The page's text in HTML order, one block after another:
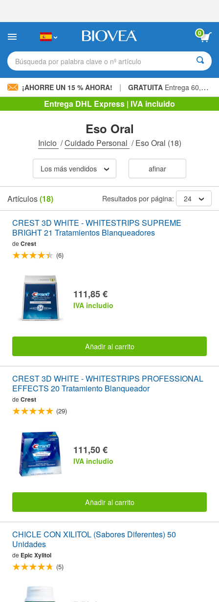
sitio
incluye
sistema
de
0
Búsqueda por palabra clave o nº artículo
¡AHORRE UN 15 % AHORA! | GRATUITA Entrega 60,00 € »
Entrega DHL Express | IVA incluido
Eso Oral
Inicio /Cuidado Personal /Eso Oral (18)
Los más vendidos afinar
Artículos(18) Resultados por página: 24
CREST 3D WHITE - WHITESTRIPS SUPREME
BRIGHT 21 Tratamientos Blanqueadores
de Crest
(6)
111,85 €
IVA includio
Añadir al carrito
CREST 3D WHITE - WHITESTRIPS PROFESSIONAL
EFFECTS 20 Tratamiento Blanqueador
de Crest
(29)
111,50 €
IVA includio
Añadir al carrito
CHICLE CON XILITOL (Sabores Diferentes) 50
Unidades
de Epic Xylitol
(5)